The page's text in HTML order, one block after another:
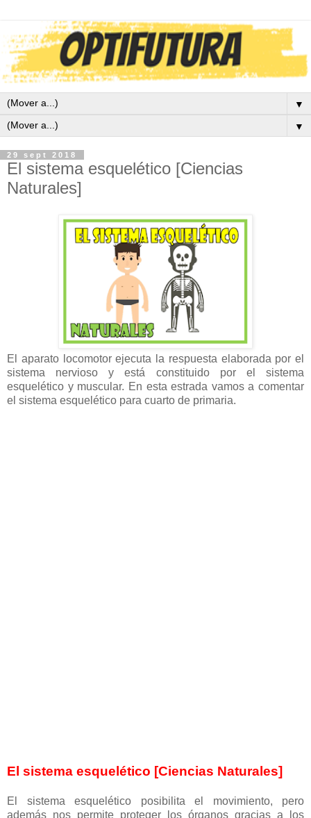
▼
▼
29 sept 2018
El sistema esquelético [Ciencias
Naturales]
El aparato locomotor ejecuta la respuesta elaborada por el
sistema nervioso y está constituido por el sistema
esquelético y muscular. En esta estrada vamos a comentar
el sistema esquelético para cuarto de primaria.
El sistema esquelético [Ciencias Naturales]
El sistema esquelético posibilita el movimiento, pero
además nos permite proteger los órganos gracias a los